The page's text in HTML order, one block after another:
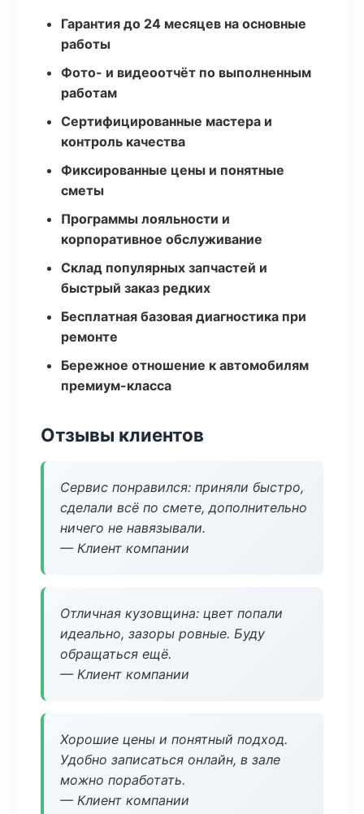
Гарантия до 24 месяцев на основные
работы
Фото- и видеоотчёт по выполненным
работам
Сертифицированные мастера и
контроль качества
Фиксированные цены и понятные
сметы
Программы лояльности и
корпоративное обслуживание
Склад популярных запчастей и
быстрый заказ редких
Бесплатная базовая диагностика при
ремонте
Бережное отношение к автомобилям
премиум-класса
Отзывы клиентов
Сервис понравился: приняли быстро,
сделали всё по смете, дополнительно
ничего не навязывали.
— Клиент компании
Отличная кузовщина: цвет попали
идеально, зазоры ровные. Буду
обращаться ещё.
— Клиент компании
Хорошие цены и понятный подход.
Удобно записаться онлайн, в зале
можно поработать.
— Клиент компании